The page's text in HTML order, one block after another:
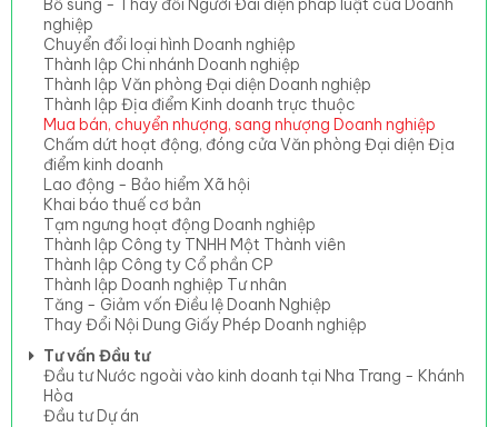
Bổ sung - Thay đổi Người Đai diện pháp luật của Doanh
nghiệp
Chuyển đổi loại hình Doanh nghiệp
Thành lập Chi nhánh Doanh nghiệp
Thành lập Văn phòng Đại diện Doanh nghiệp
Thành lập Địa điểm Kinh doanh trực thuộc
Mua bán, chuyển nhượng, sang nhượng Doanh nghiệp
Chấm dứt hoạt động, đóng cửa Văn phòng Đại diện Địa
điểm kinh doanh
Lao động - Bảo hiểm Xã hội
Khai báo thuế cơ bản
Tạm ngưng hoạt động Doanh nghiệp
Thành lập Công ty TNHH Một Thành viên
Thành lập Công ty Cổ phần CP
Thành lập Doanh nghiệp Tư nhân
Tăng - Giảm vốn Điều lệ Doanh Nghiệp
Thay Đổi Nội Dung Giấy Phép Doanh nghiệp
Tư vấn Đầu tư
Đầu tư Nước ngoài vào kinh doanh tại Nha Trang - Khánh
Hòa
Đầu tư Dự án